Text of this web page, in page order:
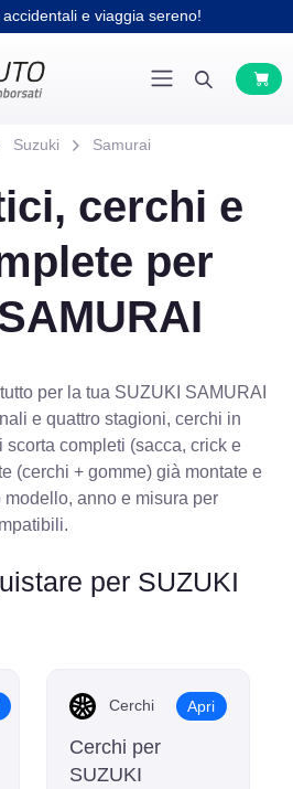
e viaggia sereno!
Suzuki Samurai
cerchi e
per
per la tua SUZUKI SAMURAI
e quattro stagioni, cerchi in
scorta completi (sacca, crick e
(cerchi + gomme) già montate e
anno e misura per
per SUZUKI
Cerchi Apri
Cerchi per
SUZUKI